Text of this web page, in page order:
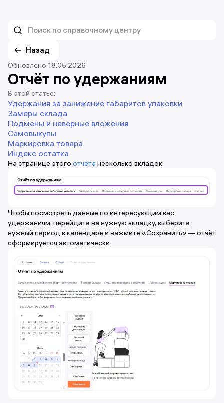
Назад
Обновлено 18.05.2026
Отчёт по удержаниям
В этой статье:
Удержания за занижение габаритов упаковки
Замеры склада
Подмены и неверные вложения
Самовыкупы
Маркировка товара
Индекс остатка
На странице этого отчёта несколько вкладок:
Чтобы посмотреть данные по интересующим вас
удержаниям, перейдите на нужную вкладку, выберите
нужный период в календаре и нажмите «Сохранить» — отчёт
сформируется автоматически.